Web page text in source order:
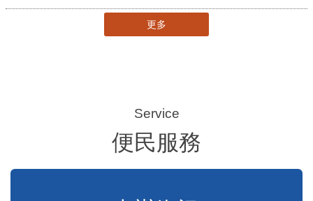
更多
便民服務